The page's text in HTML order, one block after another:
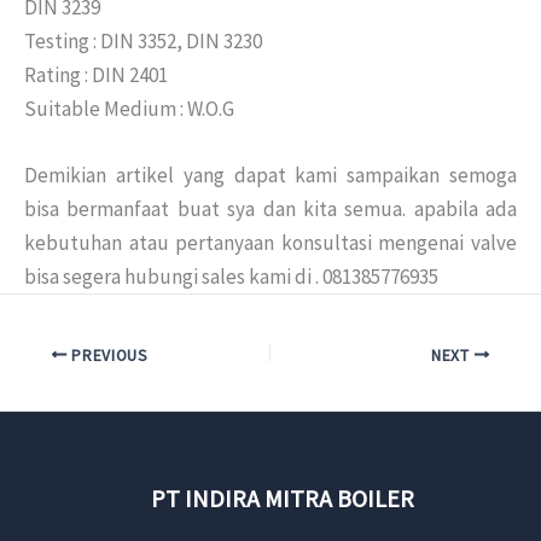
DIN 3239
Testing : DIN 3352, DIN 3230
Rating : DIN 2401
Suitable Medium : W.O.G
Demikian artikel yang dapat kami sampaikan semoga
bisa bermanfaat buat sya dan kita semua. apabila ada
kebutuhan atau pertanyaan konsultasi mengenai valve
bisa segera hubungi sales kami di . 081385776935
PREVIOUS NEXT
PT INDIRA MITRA BOILER